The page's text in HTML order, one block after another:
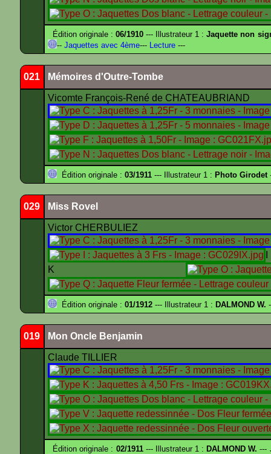
Édition originale :06/1910 --- Illustrateur 1 :Jaquette non
-- Jaquettes avec 4ème--- Lecture ---
021 Mémoires d'Outre-Tombe
Vicomte François-René de CHATEAUBRIAND
Édition originale : 03/1911 --- Illustrateur 1 : Photo Girodet
029 Miss Rovel
Victor CHERBULIEZ
K
Édition originale : 01/1912 --- Illustrateur 1 : DALMOND W.
019 Mon Oncle Benjamin
Claude TILLIER
Édition originale : 02/1911--- Illustrateur 1 : DALMOND W. ---